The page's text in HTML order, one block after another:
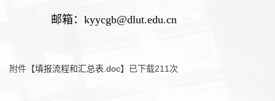
邮箱： kyycgb@dlut.edu.cn
附件【填报流程和汇总表.doc】已下载211 次